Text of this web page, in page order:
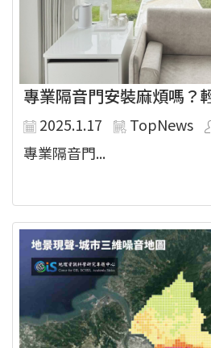
專業隔音門安裝麻煩嗎？
2025.1.17 TopNews
專業隔音門...